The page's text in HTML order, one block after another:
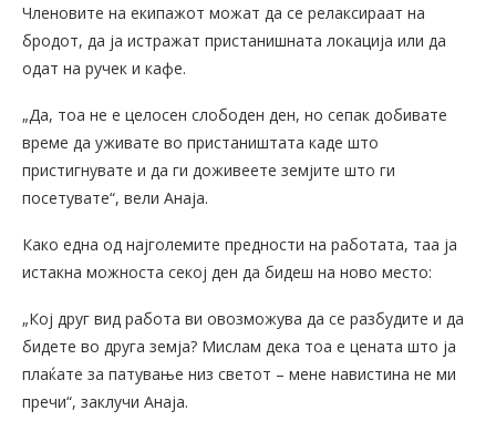
Членовите на екипажот можат да се релаксираат на
бродот, да ја истражат пристанишната локација или да
одат на ручек и кафе.
„Да, тоа не е целосен слободен ден, но сепак добивате
време да уживате во пристаништата каде што
пристигнувате и да ги доживеете земјите што ги
посетувате“, вели Анаја.
Како една од најголемите предности на работата, таа ја
истакна можноста секој ден да бидеш на ново место:
„Кој друг вид работа ви овозможува да се разбудите и да
бидете во друга земја? Мислам дека тоа е цената што ја
плаќате за патување низ светот – мене навистина не ми
пречи“, заклучи Анаја.